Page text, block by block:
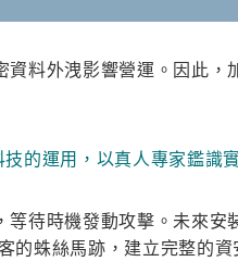
料外洩影響營運。因此
的運用，以真人專家鑑識
待時機發動攻擊。未來安
的蛛絲馬跡，建立完整的資